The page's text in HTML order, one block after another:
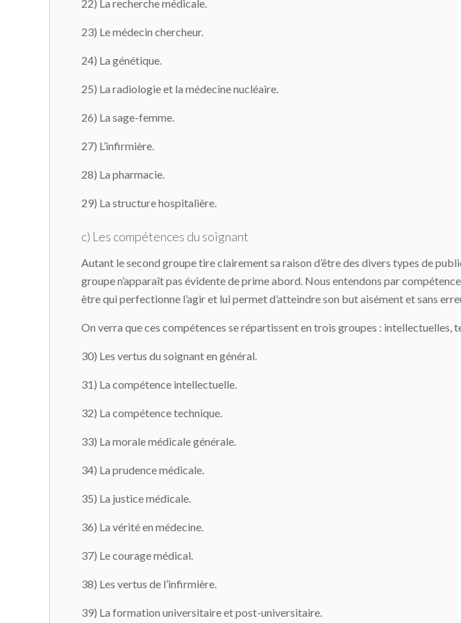
22) La recherche médicale.
23) Le médecin chercheur.
24) La génétique.
25) La radiologie et la médecine nucléaire.
26) La sage-femme.
27) L’infirmière.
28) La pharmacie.
29) La structure hospitalière.
c) Les compétences du soignant
Autant le second groupe tire clairement sa raison d’être des divers types de
groupe n’apparaît pas évidente de prime abord. Nous entendons par
être qui perfectionne l’agir et lui permet d’atteindre son but aisément et sans
On verra que ces compétences se répartissent en trois groupes :
30) Les vertus du soignant en général.
31) La compétence intellectuelle.
32) La compétence technique.
33) La morale médicale générale.
34) La prudence médicale.
35) La justice médicale.
36) La vérité en médecine.
37) Le courage médical.
38) Les vertus de l’infirmière.
39) La formation universitaire et post-universitaire.